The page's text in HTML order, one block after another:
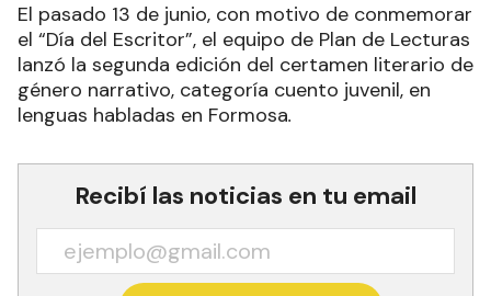
El pasado 13 de junio, con motivo de conmemorar
el “Día del Escritor”, el equipo de Plan de Lecturas
lanzó la segunda edición del certamen literario de
género narrativo, categoría cuento juvenil, en
lenguas habladas en Formosa.
Recibí las noticias en tu email